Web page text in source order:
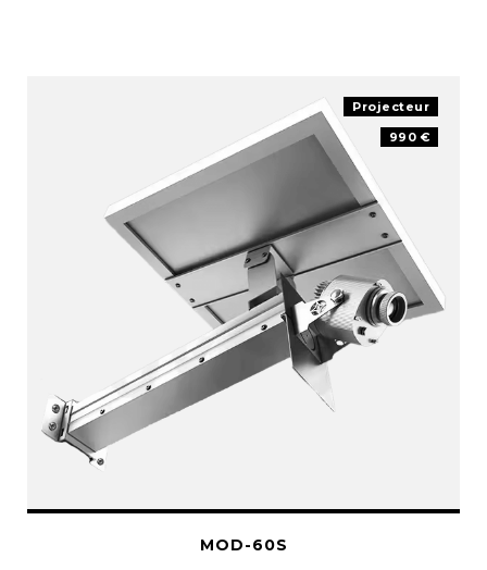
Projecteur
990 €
MOD-60S